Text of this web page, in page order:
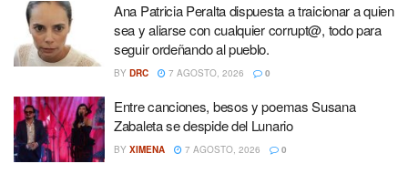
Ana Patricia Peralta dispuesta a traicionar a quien
sea y aliarse con cualquier corrupt@, todo para
seguir ordeñando al pueblo.
BY DRC 7 AGOSTO, 2026 0
Entre canciones, besos y poemas Susana
Zabaleta se despide del Lunario
BY XIMENA 7 AGOSTO, 2026 0